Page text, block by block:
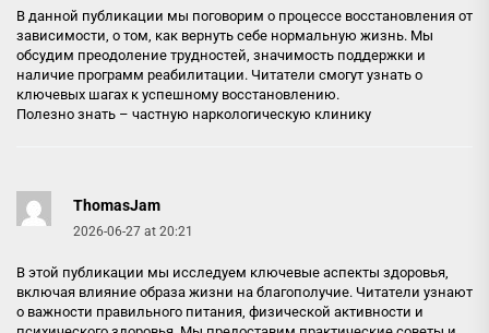
В данной публикации мы поговорим о процессе восстановления от
зависимости, о том, как вернуть себе нормальную жизнь. Мы
обсудим преодоление трудностей, значимость поддержки и
наличие программ реабилитации. Читатели смогут узнать о
ключевых шагах к успешному восстановлению.
Полезно знать – частную наркологическую клинику
ThomasJam
2026-06-27 at 20:21
В этой публикации мы исследуем ключевые аспекты здоровья,
включая влияние образа жизни на благополучие. Читатели узнают
о важности правильного питания, физической активности и